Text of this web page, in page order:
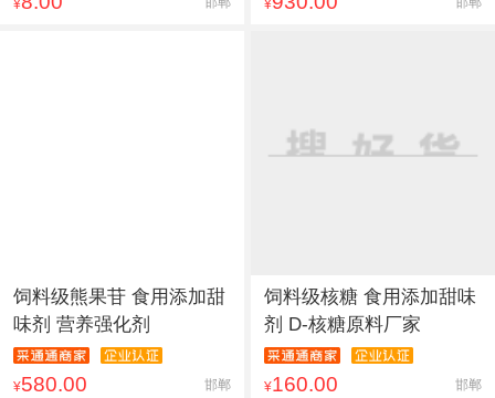
¥ ¥
饲料级熊果苷 食用添加甜
味剂 营养强化剂
¥580.00 邯郸
饲料级核糖 食用添加甜味
剂 D-核糖原料厂家
¥160.00 邯郸